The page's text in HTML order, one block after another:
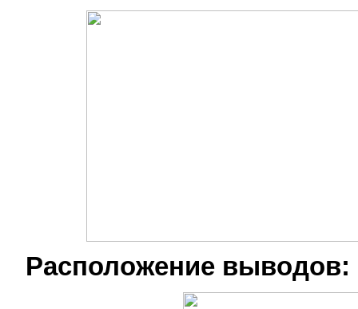
Расположение выводов: